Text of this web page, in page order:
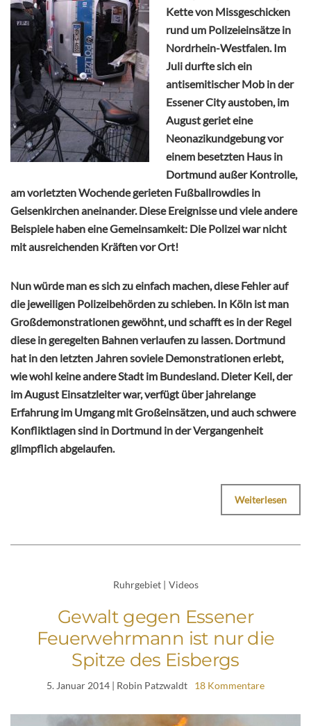
Kette von Missgeschicken
rund um Polizeieinsätze in
Nordrhein-Westfalen. Im
Juli durfte sich ein
antisemitischer Mob in der
Essener City austoben, im
August geriet eine
Neonazikundgebung vor
einem besetzten Haus in
Dortmund außer Kontrolle,
am vorletzten Wochende gerieten Fußballrowdies in
Gelsenkirchen aneinander. Diese Ereignisse und viele andere
Beispiele haben eine Gemeinsamkeit: Die Polizei war nicht
mit ausreichenden Kräften vor Ort!
Nun würde man es sich zu einfach machen, diese Fehler auf
die jeweiligen Polizeibehörden zu schieben. In Köln ist man
Großdemonstrationen gewöhnt, und schafft es in der Regel
diese in geregelten Bahnen verlaufen zu lassen. Dortmund
hat in den letzten Jahren soviele Demonstrationen erlebt,
wie wohl keine andere Stadt im Bundesland. Dieter Keil, der
im August Einsatzleiter war, verfügt über jahrelange
Erfahrung im Umgang mit Großeinsätzen, und auch schwere
Konfliktlagen sind in Dortmund in der Vergangenheit
glimpflich abgelaufen.
Weiterlesen
Ruhrgebiet | Videos
Gewalt gegen Essener
Feuerwehrmann ist nur die
Spitze des Eisbergs
5. Januar 2014 | Robin Patzwaldt 18 Kommentare